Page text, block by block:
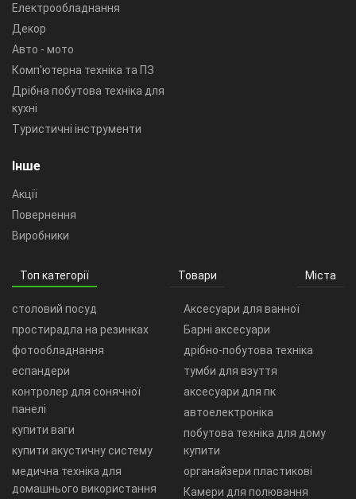
Електрообладнання
Декор
Авто - мото
Комп'ютерна техніка та ПЗ
Дрібна побутова техніка для
кухні
Туристичні інструменти
Інше
Акції
Повернення
Виробники
Топ категорії Товари Міста
столовий посуд
простирадла на резинках
фотообладнання
еспандери
контролер для сонячної
панелі
купити ваги
купити акустичну систему
медична техніка для
домашнього використання
Аксесуари для ванної
Барні аксесуари
дрібно-побутова техніка
тумби для взуття
аксесуари для пк
автоелектроніка
побутова техніка для дому
купити
органайзери пластикові
Камери для полювання